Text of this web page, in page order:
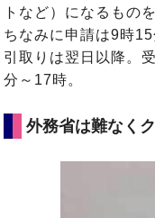
トなど）になるもの
ちなみに申請は9時
引取りは翌日以降。
分～17時。
外務省は難なく